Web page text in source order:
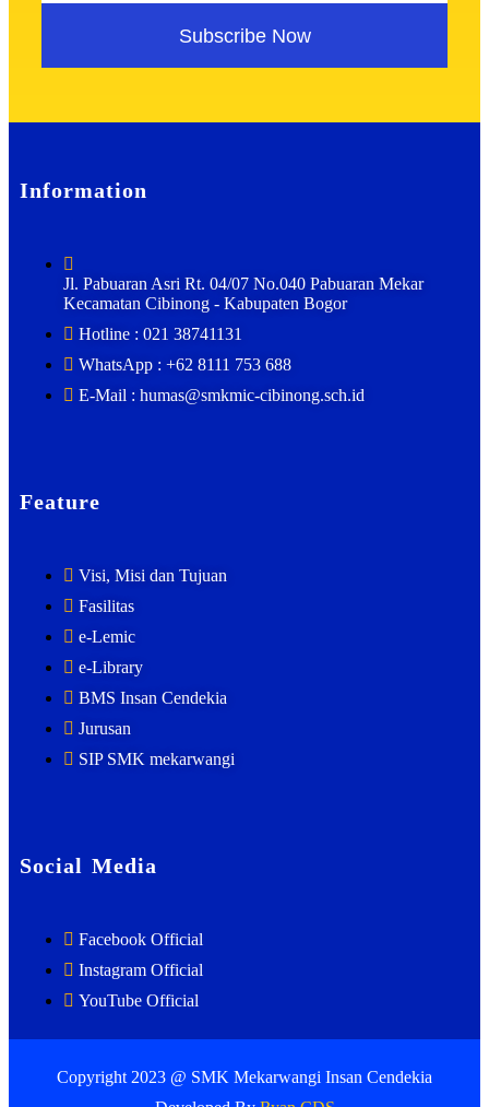
Subscribe Now
Information
Jl. Pabuaran Asri Rt. 04/07 No.040 Pabuaran Mekar
Kecamatan Cibinong - Kabupaten Bogor
Hotline : 021 38741131
WhatsApp : +62 8111 753 688
E-Mail : humas@smkmic-cibinong.sch.id
Feature
Visi, Misi dan Tujuan
Fasilitas
e-Lemic
e-Library
BMS Insan Cendekia
Jurusan
SIP SMK mekarwangi
Social Media
Facebook Official
Instagram Official
YouTube Official
Copyright 2023 @ SMK Mekarwangi Insan Cendekia